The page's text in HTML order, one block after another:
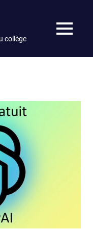
collège MENU